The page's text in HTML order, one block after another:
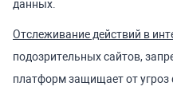
данных.
Отслеживание действий в
подозрительных сайтов,
платформ защищает от угроз